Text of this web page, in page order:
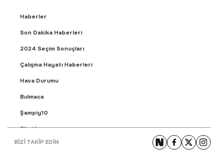
Haberler
Son Dakika Haberleri
2024 Seçim Sonuçları
Çalışma Hayatı Haberleri
Hava Durumu
Bulmaca
Şampiy10
Fikstür
Puan Durumu
BİZİ TAKİP EDİN